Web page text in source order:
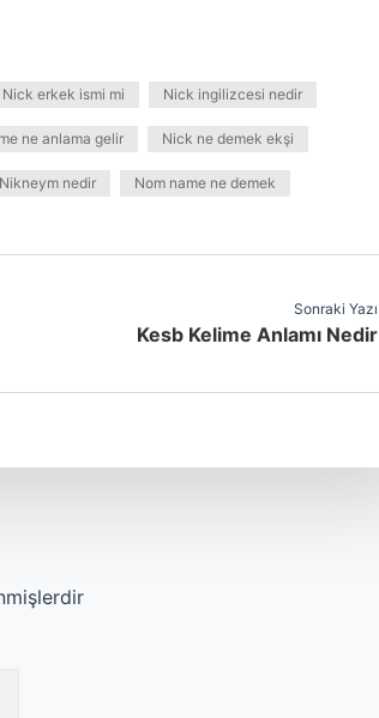
Nick erkek ismi mi Nick ingilizcesi nedir
ne anlama gelir Nick ne demek ekşi
Nikneym nedir Nom name ne demek
Sonraki Yazı
Kesb Kelime Anlamı Nedir